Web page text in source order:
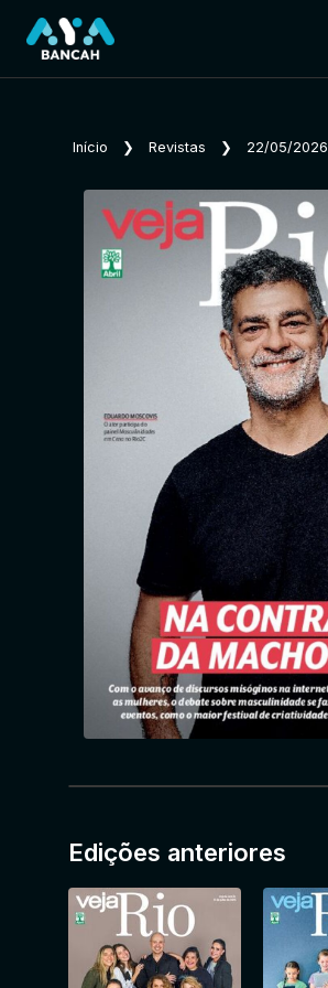
Início ❯ Revistas ❯ 22/05/2026
Edições anteriores